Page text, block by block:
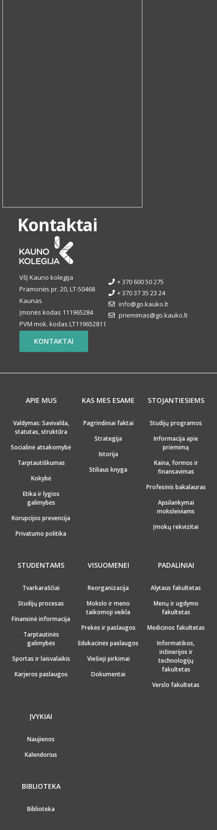
Kontaktai
VšĮ Kauno kolegija
Pramonės pr. 20, LT-50468
Kaunas
Įmonės kodas 111965284
PVM mok. kodas LT119652811
+ 370 600 50 275
+ 370 37 35 23 24
info@go.kauko.lt
priemimas@go.kauko.lt
KONTAKTAI
APIE MUS
Valdymas: Savivalda,
statutas, struktūra
Socialinė atsakomybė
Tarptautiškumas
Kokybė
Etika ir lygios
galimybės
Korupcijos prevencija
Privatumo politika
KAS MES ESAME
Pagrindiniai faktai
Strategija
Istorija
Stiliaus knyga
STOJANTIESIEMS
Studijų programos
Informacija apie
priėmimą
Kaina, formos ir
finansavimas
Profesinis bakalauras
Apsilankymai
moksleiviams
Įmokų rekvizitai
STUDENTAMS
Tvarkaraščiai
Studijų procesas
Finansinė informacija
Tarptautinės
galimybės
Sportas ir laisvalaikis
Karjeros paslaugos
VISUOMENEI
Reorganizacija
Mokslo ir meno
taikomoji veikla
Prekės ir paslaugos
Edukacinės paslaugos
Viešieji pirkimai
Dokumentai
PADALINIAI
Alytaus fakultetas
Menų ir ugdymo
fakultetas
Medicinos fakultetas
Informatikos,
inžinerijos ir
technologijų
fakultetas
Verslo fakultetas
ĮVYKIAI
Naujienos
Kalendorius
BIBLIOTEKA
Biblioteka